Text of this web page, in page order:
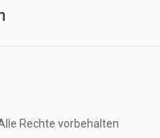
Rechte vorbehalten